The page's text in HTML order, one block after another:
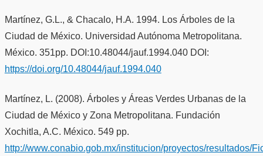
Martínez, G.L., & Chacalo, H.A. 1994. Los Árboles de la
Ciudad de México. Universidad Autónoma Metropolitana.
México. 351pp. DOI:10.48044/jauf.1994.040 DOI:
https://doi.org/10.48044/jauf.1994.040
Martínez, L. (2008). Árboles y Áreas Verdes Urbanas de la
Ciudad de México y Zona Metropolitana. Fundación
Xochitla, A.C. México. 549 pp.
http://www.conabio.gob.mx/institucion/proyectos/resultados/